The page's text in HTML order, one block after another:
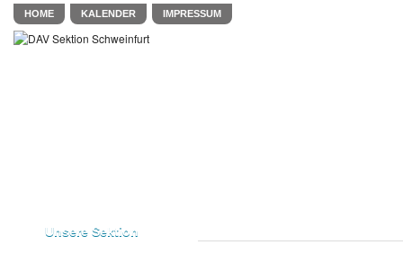
HOME KALENDER IMPRESSUM
Unsere Sektion